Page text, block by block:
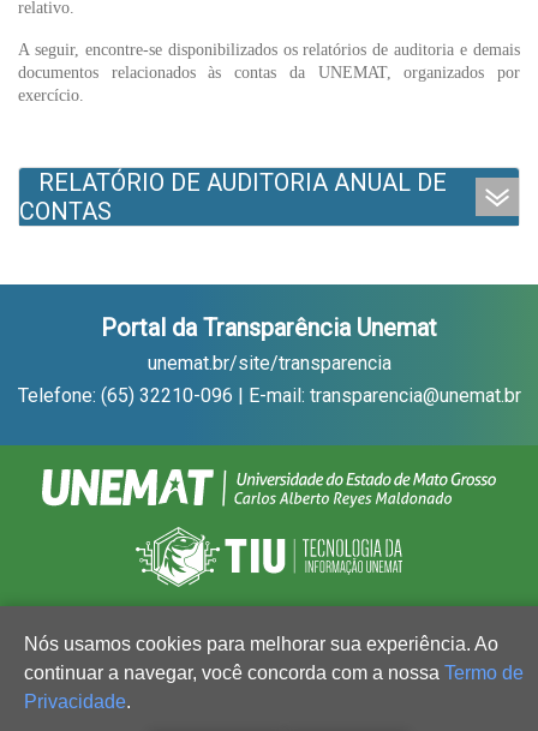
relativo.
A seguir, encontre-se disponibilizados os relatórios de auditoria e demais
documentos relacionados às contas da UNEMAT, organizados por
exercício.
RELATÓRIO DE AUDITORIA ANUAL DE
CONTAS
Portal da Transparência Unemat
unemat.br/site/transparencia
Telefone: (65) 32210-096 | E-mail: transparencia@unemat.br
Nós usamos cookies para melhorar sua experiência. Ao
continuar a navegar, você concorda com a nossa Termo de
Privacidade.